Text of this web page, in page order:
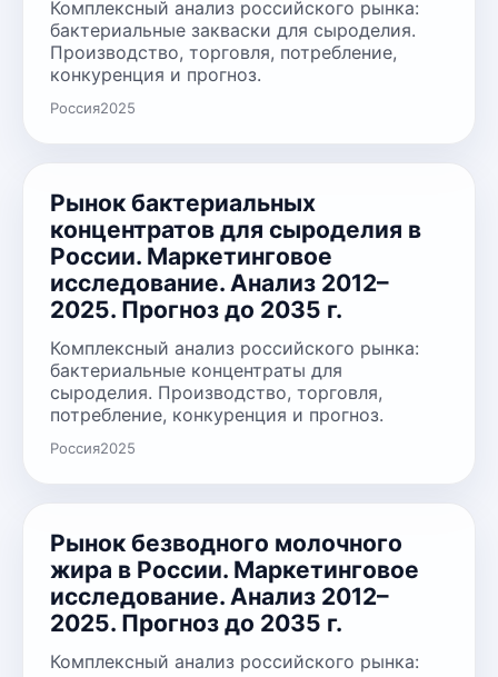
Комплексный анализ российского рынка:
бактериальные закваски для сыроделия.
Производство, торговля, потребление,
конкуренция и прогноз.
Россия2025
Рынок бактериальных
концентратов для сыроделия в
России. Маркетинговое
исследование. Анализ 2012–
2025. Прогноз до 2035 г.
Комплексный анализ российского рынка:
бактериальные концентраты для
сыроделия. Производство, торговля,
потребление, конкуренция и прогноз.
Россия2025
Рынок безводного молочного
жира в России. Маркетинговое
исследование. Анализ 2012–
2025. Прогноз до 2035 г.
Комплексный анализ российского рынка: